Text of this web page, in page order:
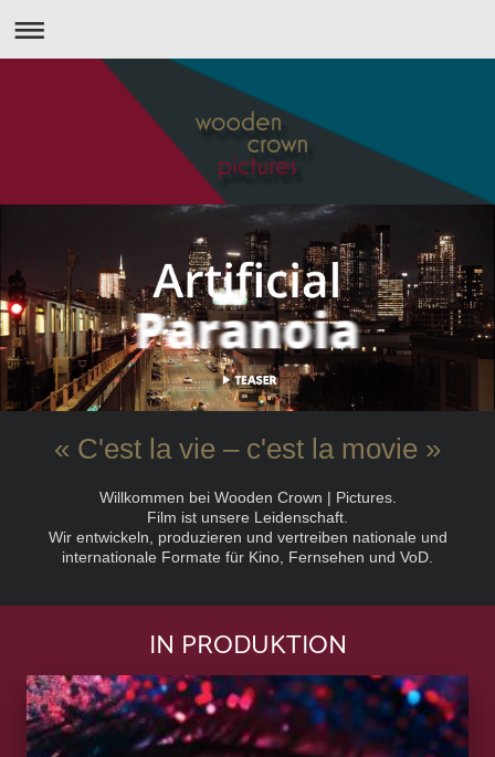
« C'est la vie – c'est la movie »
Willkommen bei Wooden Crown | Pictures.
Film ist unsere Leidenschaft.
Wir entwickeln, produzieren und vertreiben nationale und
internationale Formate für Kino, Fernsehen und VoD.
IN PRODUKTION